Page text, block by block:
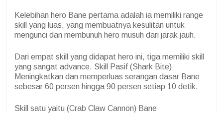
Kelebihan hero Bane pertama adalah ia memiliki range
skill yang luas, yang membuatnya kesulitan untuk
mengunci dan membunuh hero musuh dari jarak jauh.
Dari empat skill yang didapat hero ini, tiga memiliki skill
yang sangat advance. Skill Pasif (Shark Bite)
Meningkatkan dan memperluas serangan dasar Bane
sebesar 60 persen hingga 90 persen setiap 10 detik.
Skill satu yaitu (Crab Claw Cannon) Bane